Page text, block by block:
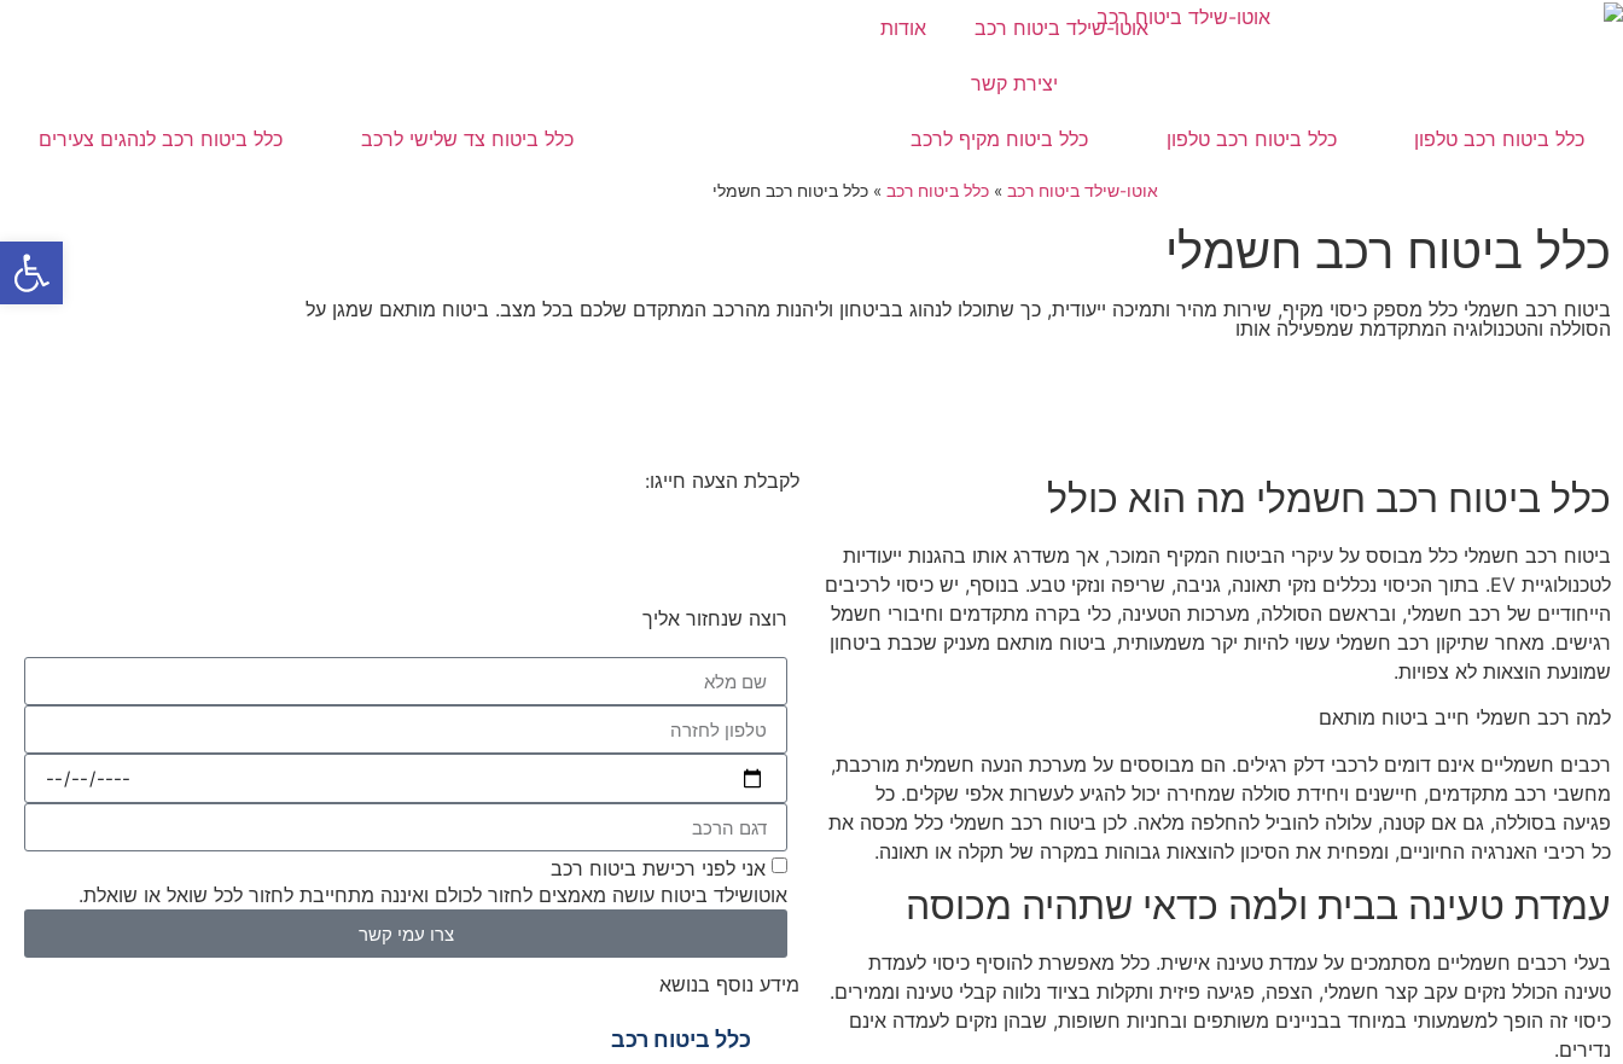
אוטו-שילד ביטוח רכב אודות
יצירת קשר
כלל ביטוח רכב טלפון כלל ביטוח רכב טלפון כלל ביטוח מקיף לרכב כלל ביטוח צד שלישי לרכב כלל ביטוח רכב לנהגים צעירים
אוטו-שילד ביטוח רכב »כלל ביטוח רכב »כלל ביטוח רכב חשמלי
כלל ביטוח רכב חשמלי
ביטוח רכב חשמלי כלל מספק כיסוי מקיף, שירות מהיר ותמיכה ייעודית, כך שתוכלו לנהוג בביטחון וליהנות מהרכב המתקדם שלכם בכל מצב. ביטוח מותאם שמגן על
הסוללה והטכנולוגיה המתקדמת שמפעילה אותו
כלל ביטוח רכב חשמלי מה הוא כולל
ביטוח רכב חשמלי כלל מבוסס על עיקרי הביטוח המקיף המוכר, אך משדרג אותו בהגנות ייעודיות
לטכנולוגיית EV. בתוך הכיסוי נכללים נזקי תאונה, גניבה, שריפה ונזקי טבע. בנוסף, יש כיסוי לרכיבים
הייחודיים של רכב חשמלי, ובראשם הסוללה, מערכות הטעינה, כלי בקרה מתקדמים וחיבורי חשמל
רגישים. מאחר שתיקון רכב חשמלי עשוי להיות יקר משמעותית, ביטוח מותאם מעניק שכבת ביטחון
שמונעת הוצאות לא צפויות.
למה רכב חשמלי חייב ביטוח מותאם
רכבים חשמליים אינם דומים לרכבי דלק רגילים. הם מבוססים על מערכת הנעה חשמלית מורכבת,
מחשבי רכב מתקדמים, חיישנים ויחידת סוללה שמחירה יכול להגיע לעשרות אלפי שקלים. כל
פגיעה בסוללה, גם אם קטנה, עלולה להוביל להחלפה מלאה. לכן ביטוח רכב חשמלי כלל מכסה את
כל רכיבי האנרגיה החיוניים, ומפחית את הסיכון להוצאות גבוהות במקרה של תקלה או תאונה.
עמדת טעינה בבית ולמה כדאי שתהיה מכוסה
בעלי רכבים חשמליים מסתמכים על עמדת טעינה אישית. כלל מאפשרת להוסיף כיסוי לעמדת
טעינה הכולל נזקים עקב קצר חשמלי, הצפה, פגיעה פיזית ותקלות בציוד נלווה קבלי טעינה וממירים.
כיסוי זה הופך למשמעותי במיוחד בבניינים משותפים ובחניות חשופות, שבהן נזקים לעמדה אינם
נדירים.
לקבלת הצעה חייגו:
רוצה שנחזור אליך
אני לפני רכישת ביטוח רכב
אוטושילד ביטוח עושה מאמצים לחזור לכולם ואיננה מתחייבת לחזור לכל שואל או שואלת.
צרו עמי קשר
מידע נוסף בנושא
כלל ביטוח רכב
פתח